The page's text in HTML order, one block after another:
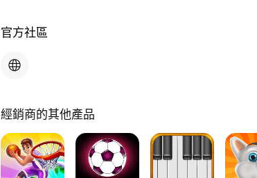
官方社區
經銷商的其他產品